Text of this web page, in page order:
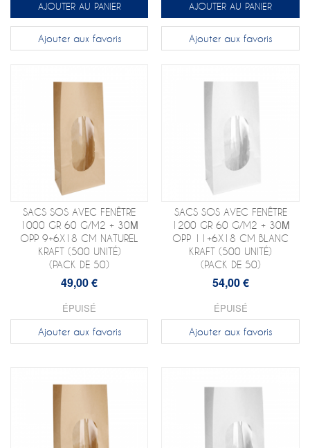
AJOUTER AU PANIER
Ajouter aux favoris
AJOUTER AU PANIER
Ajouter aux favoris
SACS SOS AVEC FENÊTRE
1000 GR 60 G/M2 + 30Μ
OPP 9+6X18 CM NATUREL
KRAFT (500 UNITÉ)
(PACK DE 50)
49,00 €
ÉPUISÉ
Ajouter aux favoris
SACS SOS AVEC FENÊTRE
1200 GR 60 G/M2 + 30Μ
OPP 11+6X18 CM BLANC
KRAFT (500 UNITÉ)
(PACK DE 50)
54,00 €
ÉPUISÉ
Ajouter aux favoris